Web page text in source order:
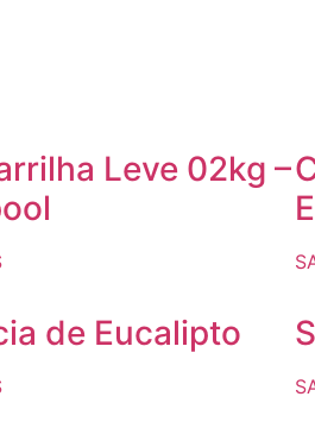
Leve 02kg –
de Eucalipto